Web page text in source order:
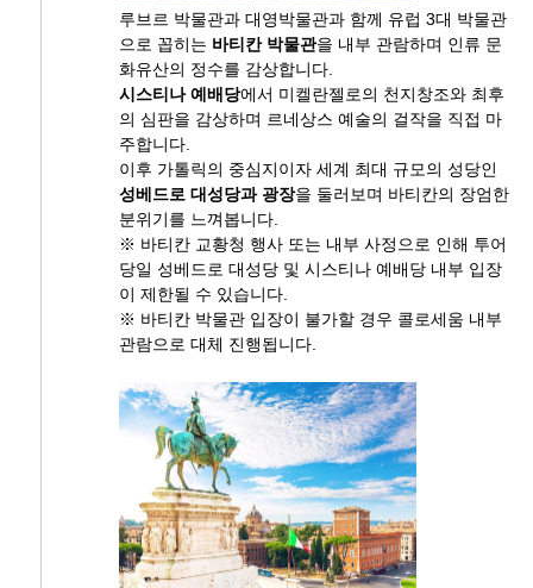
루브르 박물관과 대영박물관과 함께 유럽 3대 박물관
으로 꼽히는 바티칸 박물관을 내부 관람하며 인류 문
화유산의 정수를 감상합니다.
시스티나 예배당에서 미켈란젤로의 천지창조와 최후
의 심판을 감상하며 르네상스 예술의 걸작을 직접 마
주합니다.
이후 가톨릭의 중심지이자 세계 최대 규모의 성당인
성베드로 대성당과 광장을 둘러보며 바티칸의 장엄한
분위기를 느껴봅니다.
※ 바티칸 교황청 행사 또는 내부 사정으로 인해 투어
당일 성베드로 대성당 및 시스티나 예배당 내부 입장
이 제한될 수 있습니다.
※ 바티칸 박물관 입장이 불가할 경우 콜로세움 내부
관람으로 대체 진행됩니다.